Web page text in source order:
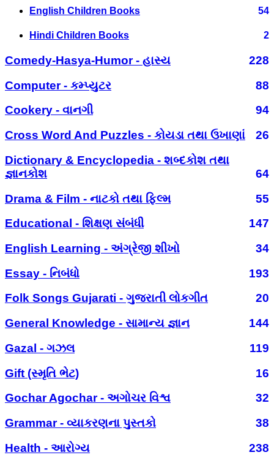
English Children Books 54
Hindi Children Books 2
Comedy-Hasya-Humor - હાસ્ય
228
Computer - કમ્પ્યુટર
88
Cookery - વાનગી
94
Cross Word And Puzzles - કોયડા તથા ઉખાણાં
26
Dictionary & Encyclopedia - શબ્દકોશ તથા
જ્ઞાનકોશ
64
Drama & Film - નાટકો તથા ફિલ્મ
55
Educational - શિક્ષણ સંબંધી
147
English Learning - અંગ્રેજી શીખો
34
Essay - નિબંધો
193
Folk Songs Gujarati - ગુજરાતી લોકગીત
20
General Knowledge - સામાન્ય જ્ઞાન
144
Gazal - ગઝલ
119
Gift (સ્મૃતિ ભેટ)
16
Gochar Agochar - અગોચર વિશ્વ
32
Grammar - વ્યાકરણના પુસ્તકો
38
Health - આરોગ્ય
238